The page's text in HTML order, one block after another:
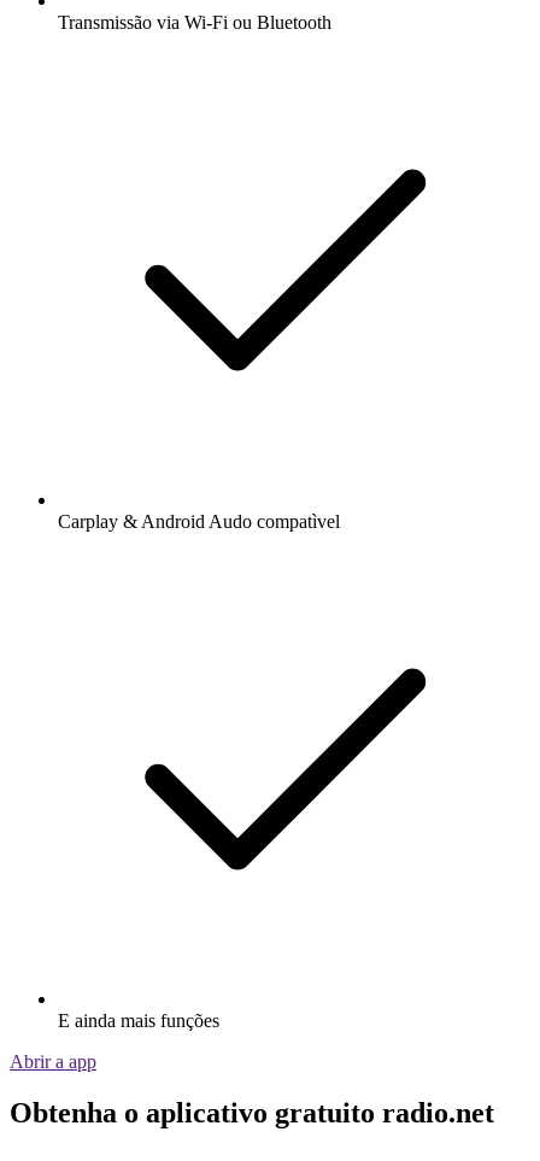
Transmissão via Wi-Fi ou Bluetooth
Carplay & Android Audo compatìvel
E ainda mais funções
Abrir a app
Obtenha o aplicativo gratuito radio.net